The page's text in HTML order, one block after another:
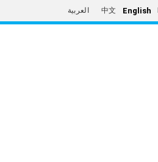
العربية 中文 English